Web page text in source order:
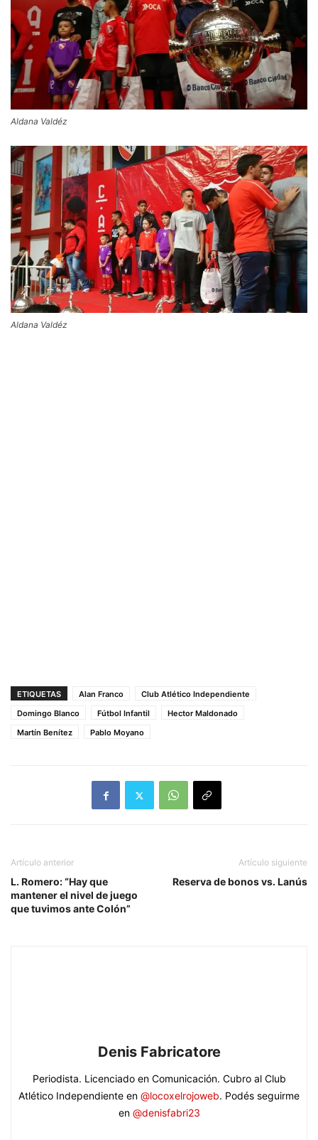
Aldana Valdéz
Aldana Valdéz
ETIQUETAS Alan Franco
Club Atlético Independiente
Domingo Blanco
Fútbol Infantil
Hector Maldonado
Martín Benítez
Pablo Moyano
Artículo anterior
L. Romero: “Hay que
mantener el nivel de juego
que tuvimos ante Colón”
Artículo siguiente
Reserva de bonos vs. Lanús
Denis Fabricatore
Periodista. Licenciado en Comunicación. Cubro al Club
Atlético Independiente en @locoxelrojoweb. Podés seguirme
en @denisfabri23